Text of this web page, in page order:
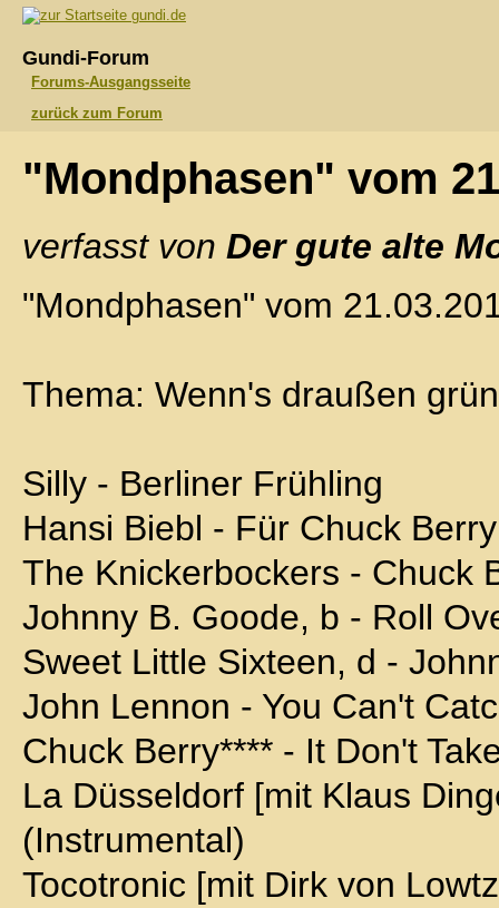
gundi.de
Gundi-Forum
Forums-Ausgangsseite
zurück zum Forum
"Mondphasen" vom
verfasst von Der gute alte
"Mondphasen" vom
Thema: Wenn's draußen
Silly - Berliner Frühling
Hansi Biebl - Für Chuck Berry
The Knickerbockers - Chuck
Johnny B. Goode, b - Roll
Sweet Little Sixteen, d -
John Lennon - You Can't
Chuck Berry**** - It Don't
La Düsseldorf [mit Klaus
(Instrumental)
Tocotronic [mit Dirk von